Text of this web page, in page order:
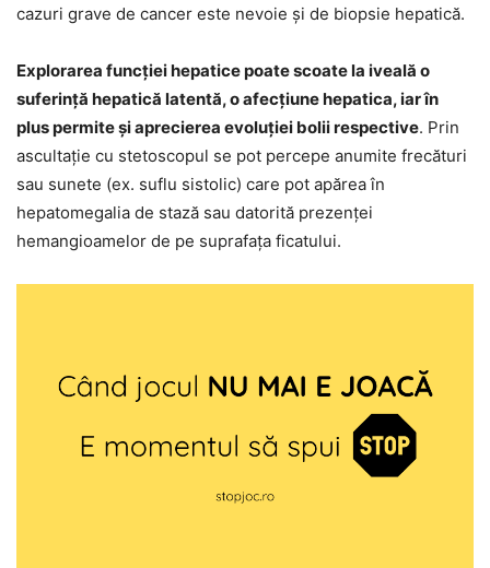
cazuri grave de cancer este nevoie și de biopsie hepatică.
Explorarea funcției hepatice poate scoate la iveală o
suferință hepatică latentă, o afecțiune hepatica, iar în
plus permite și aprecierea evoluției bolii respective. Prin
ascultație cu stetoscopul se pot percepe anumite frecături
sau sunete (ex. suflu sistolic) care pot apărea în
hepatomegalia de stază sau datorită prezenței
hemangioamelor de pe suprafața ficatului.